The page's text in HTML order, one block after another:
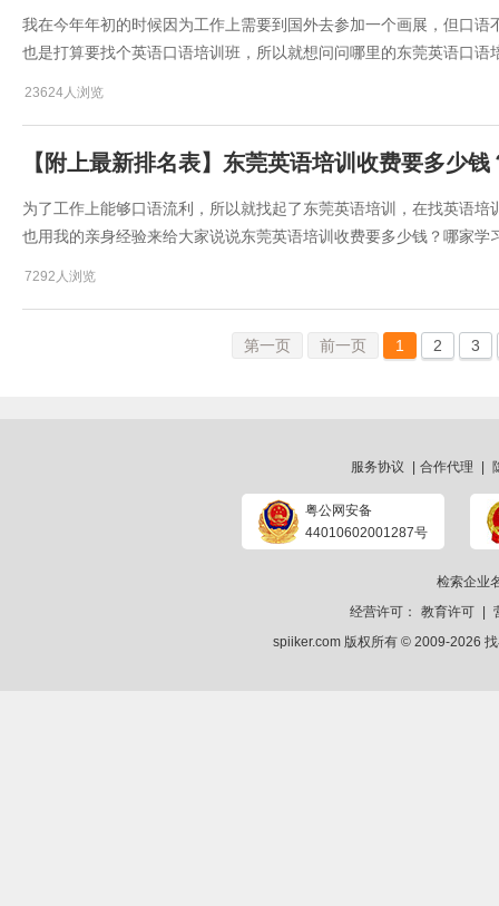
我在今年年初的时候因为工作上需要到国外去参加一个画展，但口
也是打算要找个英语口语培训班，所以就想问问​哪里的东莞英语口
23624人浏览
【附上最新排名表】东莞英语培训收费要多少
为了工作上能够口语流利，所以就找起了东莞英语培训，在找英语
也用我的亲身经验来给大家说说东莞英语培训收费要多少钱？哪家学
7292人浏览
第一页 前一页 1 2 3
服务协议 合作代理
粤公网安备
44010602001287号
检索企业
经营许可：
教育许可
spiiker.com 版权所有 © 2009-2026